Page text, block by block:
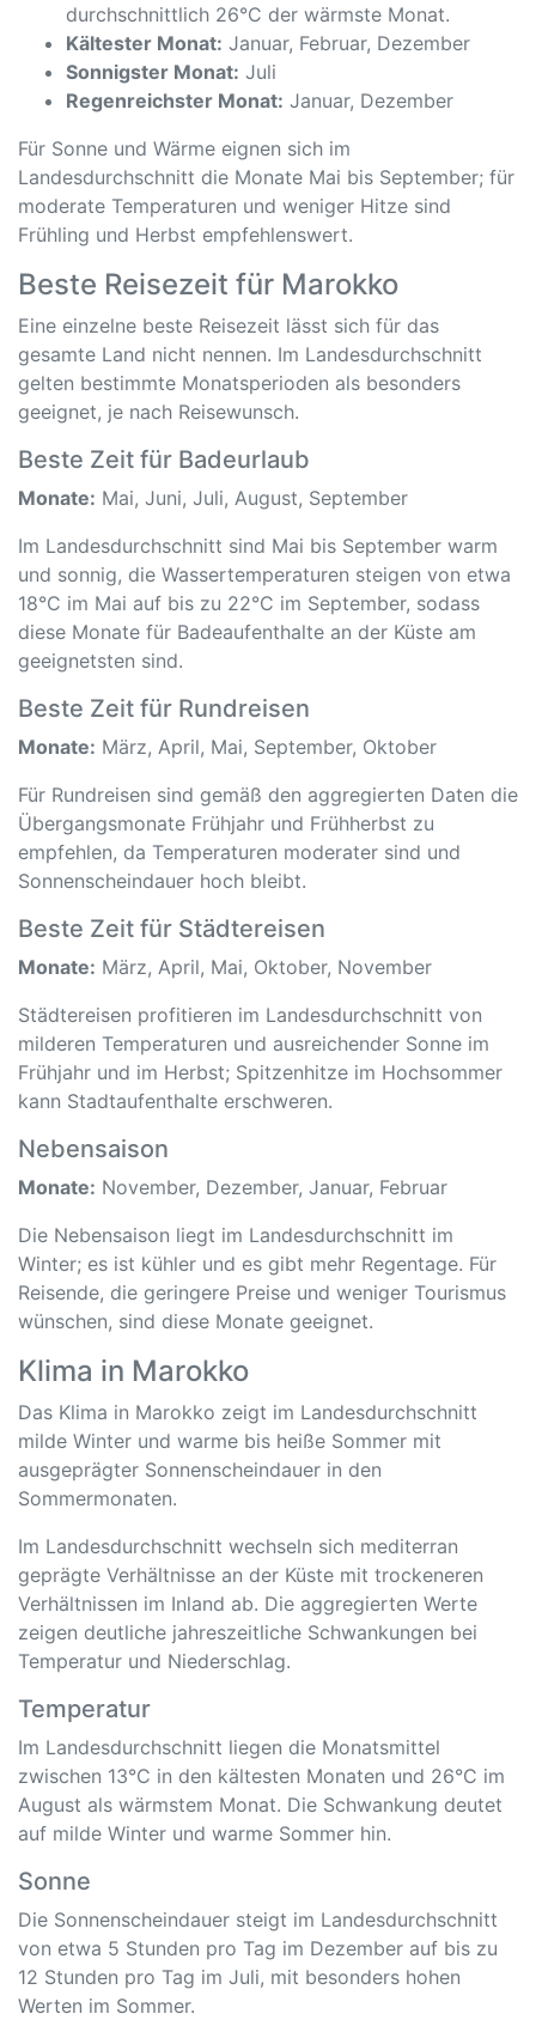
durchschnittlich 26°C der wärmste Monat.
Kältester Monat: Januar, Februar, Dezember
Sonnigster Monat: Juli
Regenreichster Monat: Januar, Dezember
Für Sonne und Wärme eignen sich im
Landesdurchschnitt die Monate Mai bis September; für
moderate Temperaturen und weniger Hitze sind
Frühling und Herbst empfehlenswert.
Beste Reisezeit für Marokko
Eine einzelne beste Reisezeit lässt sich für das
gesamte Land nicht nennen. Im Landesdurchschnitt
gelten bestimmte Monatsperioden als besonders
geeignet, je nach Reisewunsch.
Beste Zeit für Badeurlaub
Monate: Mai, Juni, Juli, August, September
Im Landesdurchschnitt sind Mai bis September warm
und sonnig, die Wassertemperaturen steigen von etwa
18°C im Mai auf bis zu 22°C im September, sodass
diese Monate für Badeaufenthalte an der Küste am
geeignetsten sind.
Beste Zeit für Rundreisen
Monate: März, April, Mai, September, Oktober
Für Rundreisen sind gemäß den aggregierten Daten die
Übergangsmonate Frühjahr und Frühherbst zu
empfehlen, da Temperaturen moderater sind und
Sonnenscheindauer hoch bleibt.
Beste Zeit für Städtereisen
Monate: März, April, Mai, Oktober, November
Städtereisen profitieren im Landesdurchschnitt von
milderen Temperaturen und ausreichender Sonne im
Frühjahr und im Herbst; Spitzenhitze im Hochsommer
kann Stadtaufenthalte erschweren.
Nebensaison
Monate: November, Dezember, Januar, Februar
Die Nebensaison liegt im Landesdurchschnitt im
Winter; es ist kühler und es gibt mehr Regentage. Für
Reisende, die geringere Preise und weniger Tourismus
wünschen, sind diese Monate geeignet.
Klima in Marokko
Das Klima in Marokko zeigt im Landesdurchschnitt
milde Winter und warme bis heiße Sommer mit
ausgeprägter Sonnenscheindauer in den
Sommermonaten.
Im Landesdurchschnitt wechseln sich mediterran
geprägte Verhältnisse an der Küste mit trockeneren
Verhältnissen im Inland ab. Die aggregierten Werte
zeigen deutliche jahreszeitliche Schwankungen bei
Temperatur und Niederschlag.
Temperatur
Im Landesdurchschnitt liegen die Monatsmittel
zwischen 13°C in den kältesten Monaten und 26°C im
August als wärmstem Monat. Die Schwankung deutet
auf milde Winter und warme Sommer hin.
Sonne
Die Sonnenscheindauer steigt im Landesdurchschnitt
von etwa 5 Stunden pro Tag im Dezember auf bis zu
12 Stunden pro Tag im Juli, mit besonders hohen
Werten im Sommer.